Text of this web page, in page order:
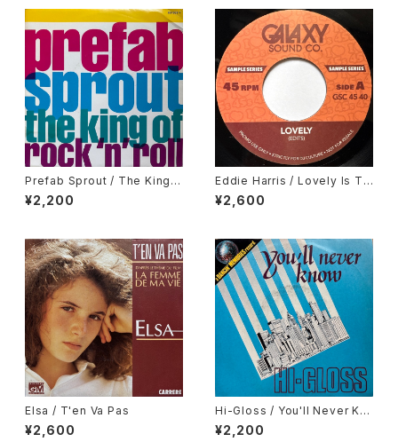
Prefab Sprout / The King
Of Rock 'N' Roll
¥2,200
Eddie Harris / Lovely Is To
day, Deodato / September
13
¥2,600
Elsa / T'en Va Pas
¥2,600
Hi-Gloss / You'll Never Kn
ow
¥2,200